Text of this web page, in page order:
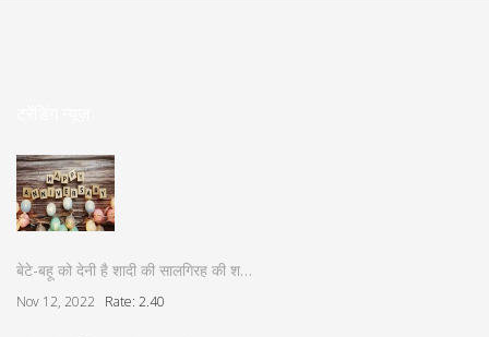
बेटे-बहू को देनी है शादी की सालगिरह की श…
Nov 12, 2022 Rate: 2.40